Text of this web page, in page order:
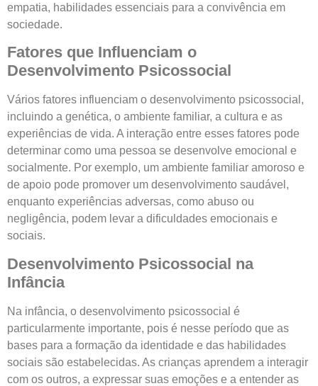
empatia, habilidades essenciais para a convivência em
sociedade.
Fatores que Influenciam o
Desenvolvimento Psicossocial
Vários fatores influenciam o desenvolvimento psicossocial,
incluindo a genética, o ambiente familiar, a cultura e as
experiências de vida. A interação entre esses fatores pode
determinar como uma pessoa se desenvolve emocional e
socialmente. Por exemplo, um ambiente familiar amoroso e
de apoio pode promover um desenvolvimento saudável,
enquanto experiências adversas, como abuso ou
negligência, podem levar a dificuldades emocionais e
sociais.
Desenvolvimento Psicossocial na
Infância
Na infância, o desenvolvimento psicossocial é
particularmente importante, pois é nesse período que as
bases para a formação da identidade e das habilidades
sociais são estabelecidas. As crianças aprendem a interagir
com os outros, a expressar suas emoções e a entender as